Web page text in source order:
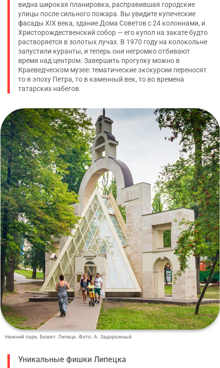
видна широкая планировка, расправившая городские
улицы после сильного пожара. Вы увидите купеческие
фасады XIX века, здание Дома Советов с 24 колоннами, и
Христорождественский собор — его купол на закате будто
растворяется в золотых лучах. В 1970 году на колокольне
запустили куранты, и теперь они негромко отбивают
время над центром. Завершить прогулку можно в
Краеведческом музее: тематические экскурсии переносят
то в эпоху Петра, то в каменный век, то во времена
татарских набегов.
Нижний парк. Бювет. Липецк. Фото: А. Задорожный
Уникальные фишки Липецка